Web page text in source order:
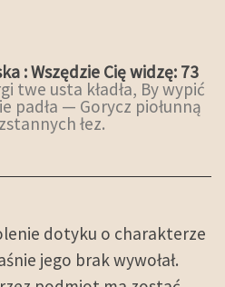
: Wszędzie Cię widzę: 73
twe usta kładła, By wypić
padła — Gorycz piołunną
łez.
dotyku o charakterze
jego brak wywołał.